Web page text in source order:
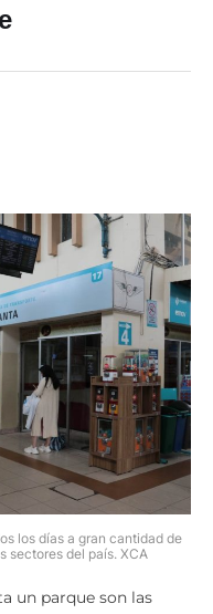
los días a gran cantidad de
sectores del país. XCA
un parque son las